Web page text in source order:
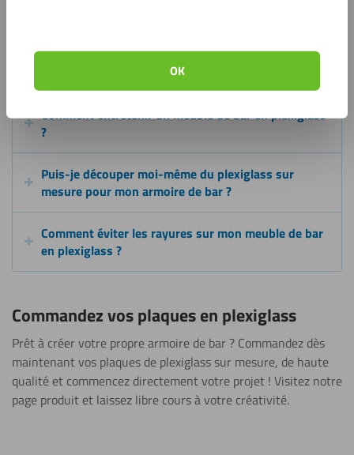
OK
Quel est l'avantage d'une armoire de bar en
Comment entretenir un meuble de bar en plexiglass
?
Puis-je découper moi-même du plexiglass sur
mesure pour mon armoire de bar ?
Comment éviter les rayures sur mon meuble de bar
en plexiglass ?
Commandez vos plaques en plexiglass
Prêt à créer votre propre armoire de bar ? Commandez dès
maintenant vos plaques de plexiglass sur mesure, de haute
qualité et commencez directement votre projet ! Visitez notre
page produit et laissez libre cours à votre créativité.